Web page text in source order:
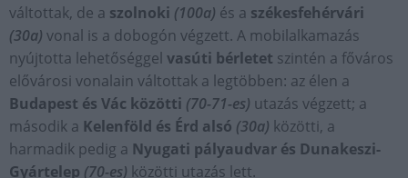
váltottak, de a szolnoki (100a) és a székesfehérvári
(30a) vonal is a dobogón végzett. A mobilalkamazás
nyújtotta lehetőséggel vasúti bérletet szintén a főváros
elővárosi vonalain váltottak a legtöbben: az élen a
Budapest és Vác közötti (70-71-es) utazás végzett; a
második a Kelenföld és Érd alsó (30a) közötti, a
harmadik pedig a Nyugati pályaudvar és Dunakeszi-
Gyártelep (70-es) közötti utazás lett.